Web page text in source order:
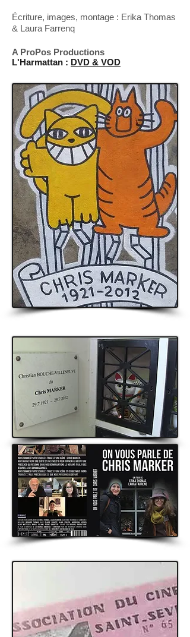
Écriture, images, montage : Erika Thomas
& Laura Farrenq
A ProPos Productions
L'Harmattan : DVD & VOD